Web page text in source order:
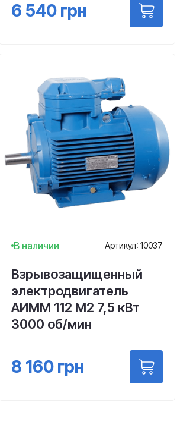
6 540грн
В наличии Артикул: 10037
Взрывозащищенный
электродвигатель
АИММ 112 М2 7,5 кВт
3000 об/мин
8 160грн